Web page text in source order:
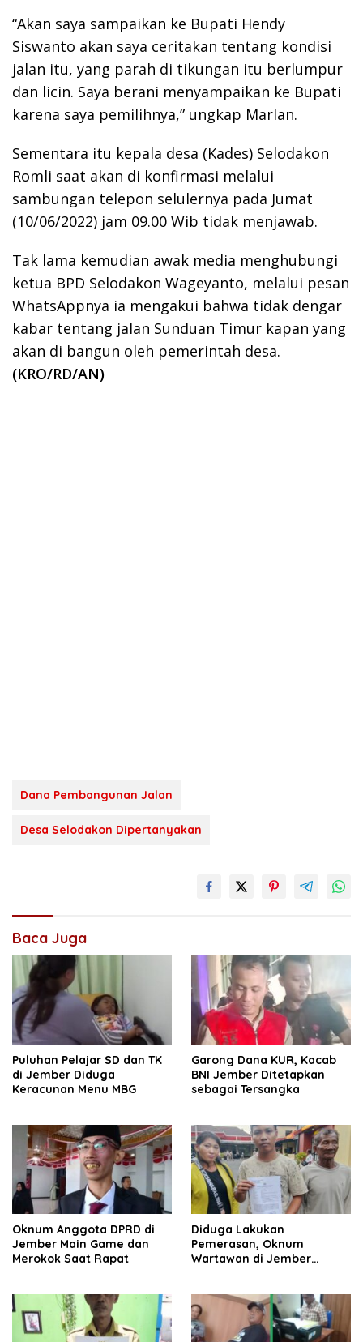
“Akan saya sampaikan ke Bupati Hendy
Siswanto akan saya ceritakan tentang kondisi
jalan itu, yang parah di tikungan itu berlumpur
dan licin. Saya berani menyampaikan ke Bupati
karena saya pemilihnya,” ungkap Marlan.
Sementara itu kepala desa (Kades) Selodakon
Romli saat akan di konfirmasi melalui
sambungan telepon selulernya pada Jumat
(10/06/2022) jam 09.00 Wib tidak menjawab.
Tak lama kemudian awak media menghubungi
ketua BPD Selodakon Wageyanto, melalui pesan
WhatsAppnya ia mengakui bahwa tidak dengar
kabar tentang jalan Sunduan Timur kapan yang
akan di bangun oleh pemerintah desa.
(KRO/RD/AN)
Dana Pembangunan Jalan
Desa Selodakon Dipertanyakan
Baca Juga
Puluhan Pelajar SD dan TK
di Jember Diduga
Keracunan Menu MBG
Garong Dana KUR, Kacab
BNI Jember Ditetapkan
sebagai Tersangka
Oknum Anggota DPRD di
Jember Main Game dan
Merokok Saat Rapat
Diduga Lakukan
Pemerasan, Oknum
Wartawan di Jember